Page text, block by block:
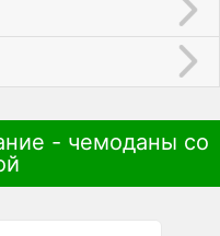
- чемоданы со